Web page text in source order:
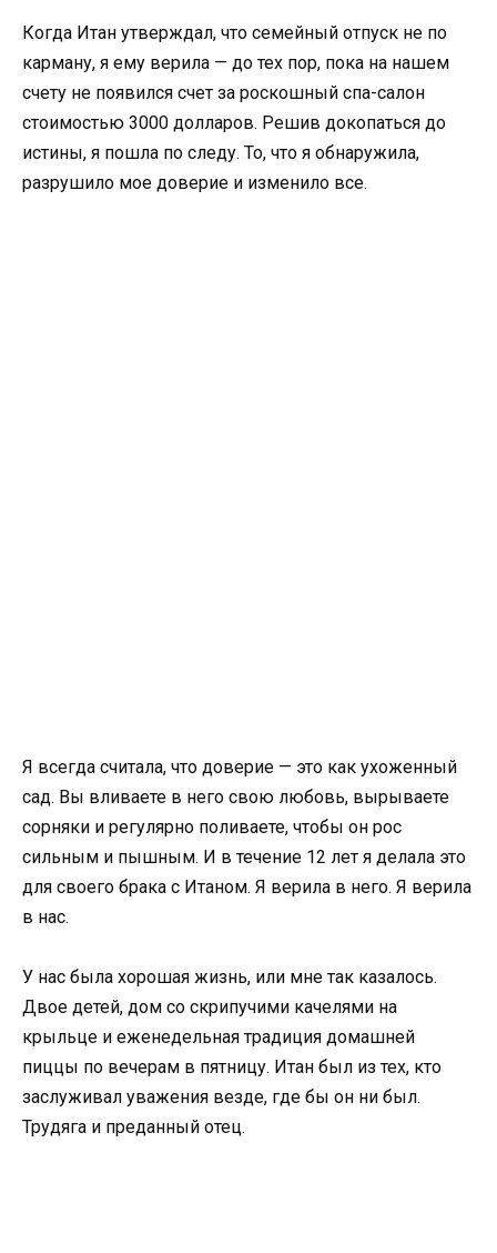
Когда Итан утверждал, что семейный отпуск не по
карману, я ему верила — до тех пор, пока на нашем
счету не появился счет за роскошный спа-салон
стоимостью 3000 долларов. Решив докопаться до
истины, я пошла по следу. То, что я обнаружила,
разрушило мое доверие и изменило все.
Я всегда считала, что доверие — это как ухоженный
сад. Вы вливаете в него свою любовь, вырываете
сорняки и регулярно поливаете, чтобы он рос
сильным и пышным. И в течение 12 лет я делала это
для своего брака с Итаном. Я верила в него. Я верила
в нас.
У нас была хорошая жизнь, или мне так казалось.
Двое детей, дом со скрипучими качелями на
крыльце и еженедельная традиция домашней
пиццы по вечерам в пятницу. Итан был из тех, кто
заслуживал уважения везде, где бы он ни был.
Трудяга и преданный отец.